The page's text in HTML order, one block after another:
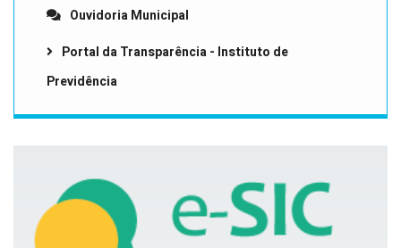
Ouvidoria Municipal
Portal da Transparência - Instituto de
Previdência